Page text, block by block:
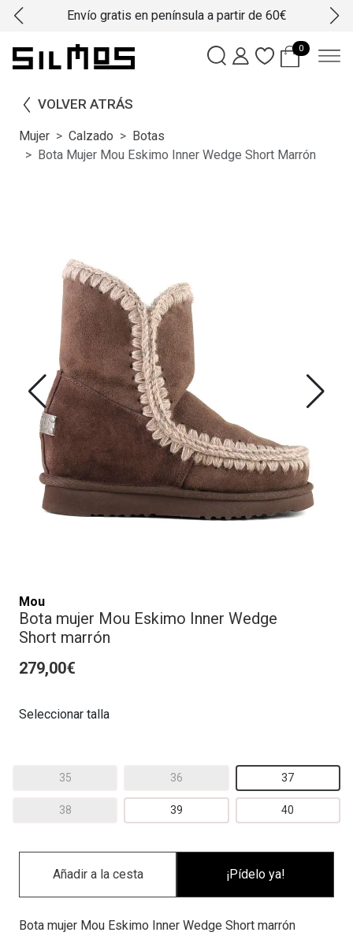
Envío gratis en península a partir de 60€
0
VOLVER ATRÁS
Mujer Calzado
Botas
Bota Mujer Mou Eskimo Inner Wedge Short Marrón
Mou
Bota mujer Mou Eskimo Inner Wedge
Short marrón
279,00€
Seleccionar talla
35 36 37
38 39 40
¡Pídelo ya!
Bota mujer Mou Eskimo Inner Wedge Short marrón